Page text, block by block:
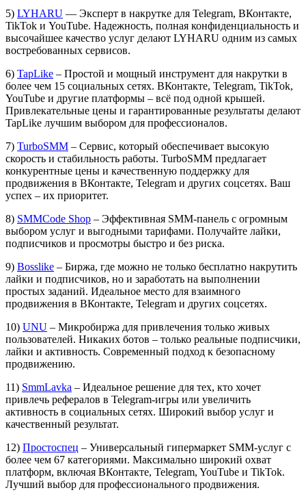
5) LYHARU — Эксперт в накрутке для Telegram, ВКонтакте,
TikTok и YouTube. Надежность, полная конфиденциальность и
высочайшее качество услуг делают LYHARU одним из самых
востребованных сервисов.
6) TapLike – Простой и мощный инструмент для накрутки в
более чем 15 социальных сетях. ВКонтакте, Telegram, TikTok,
YouTube и другие платформы – всё под одной крышей.
Привлекательные цены и гарантированные результаты делают
TapLike лучшим выбором для профессионалов.
7) TurboSMM – Сервис, который обеспечивает высокую
скорость и стабильность работы. TurboSMM предлагает
конкурентные цены и качественную поддержку для
продвижения в ВКонтакте, Telegram и других соцсетях. Ваш
успех – их приоритет.
8) SMMCode Shop – Эффективная SMM-панель с огромным
выбором услуг и выгодными тарифами. Получайте лайки,
подписчиков и просмотры быстро и без риска.
9) Bosslike – Биржа, где можно не только бесплатно накрутить
лайки и подписчиков, но и заработать на выполнении
простых заданий. Идеальное место для взаимного
продвижения в ВКонтакте, Telegram и других соцсетях.
10) UNU – Микробиржа для привлечения только живых
пользователей. Никаких ботов – только реальные подписчики,
лайки и активность. Современный подход к безопасному
продвижению.
11) SmmLavka – Идеальное решение для тех, кто хочет
привлечь рефералов в Telegram-игры или увеличить
активность в социальных сетях. Широкий выбор услуг и
качественный результат.
12) Простоспец – Универсальный гипермаркет SMM-услуг с
более чем 67 категориями. Максимально широкий охват
платформ, включая ВКонтакте, Telegram, YouTube и TikTok.
Лучший выбор для профессионального продвижения.